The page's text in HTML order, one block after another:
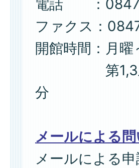
電話 ：
ファクス：
開館時間：月
第1,3土曜
分
メールによる
メールによる